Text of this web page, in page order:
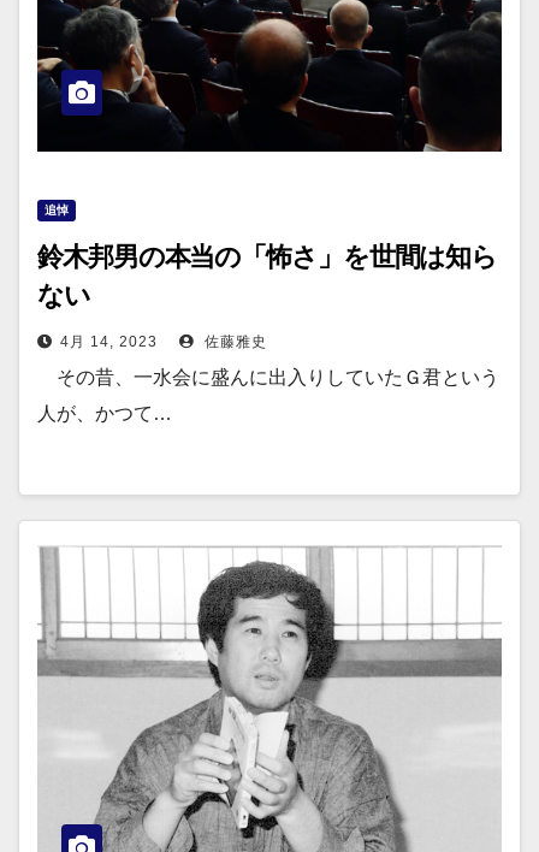
追悼
鈴木邦男の本当の「怖さ」を世間は知ら
ない
4月 14, 2023 佐藤雅史
その昔、一水会に盛んに出入りしていたＧ君という
人が、かつて…